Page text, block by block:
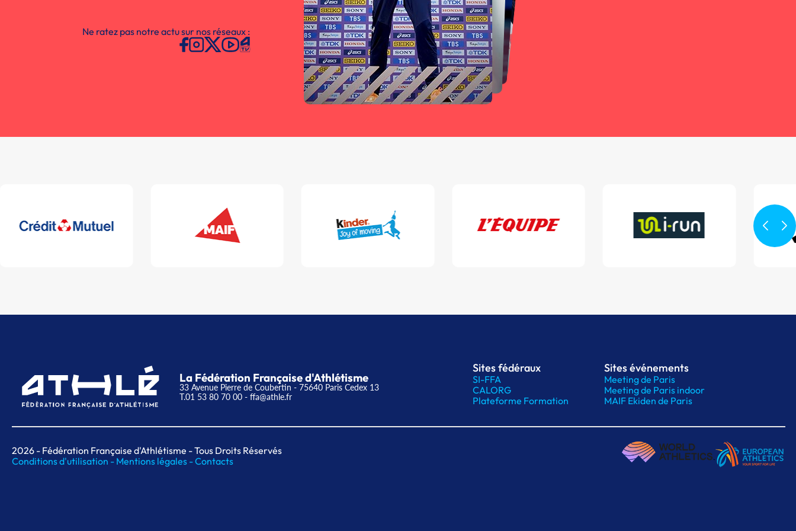
Ne ratez pas notre actu sur nos réseaux :
La Fédération Française d'Athlétisme
33 Avenue Pierre de Coubertin - 75640 Paris Cedex 13
T.01 53 80 70 00 - ffa@athle.fr
Sites fédéraux
SI-FFA
CALORG
Plateforme Formation
Sites événements
Meeting de Paris
Meeting de Paris indoor
MAIF Ekiden de Paris
2026 - Fédération Française d'Athlétisme - Tous Droits Réservés
Conditions d'utilisation - Mentions légales -Contacts